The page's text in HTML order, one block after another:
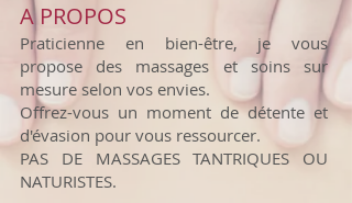
A PROPOS
Praticienne en bien-être, je vous
propose des massages et soins sur
mesure selon vos envies.
Offrez-vous un moment de détente et
d'évasion pour vous ressourcer.
PAS DE MASSAGES TANTRIQUES OU
NATURISTES.